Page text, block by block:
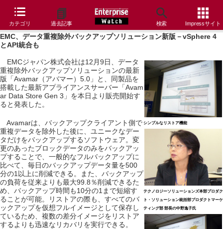
カテゴリ 過去記事 検索 Impressサイト
EMC、データ重複除外バックアップソリューション新版－vSphere 4
とAPI統合も
シンプルなリストア機能
テクノロジーソリューションズ本部プロダク
ト・ソリューション統括部プロダクトマーケ
ティング部 部長の中野逸子氏
EMCジャパン株式会社は12月9日、データ
重複除外バックアップソリューションの最新
版「Avamar（アバマー）5.0」と、同製品を
搭載した最新アプライアンスサーバー「Avam
ar Data Store Gen 3」を本日より販売開始す
ると発表した。
Avamarは、バックアップクライアント側で
重複データを除外した後に、ユニークなデー
タだけをバックアップするソフトウェア。変
更のあったブロックデータのみをバックアッ
プすることで、一般的なフルバックアップに
比べて、毎日のバックアップデータ量を500
分の1以上に削減できる。また、バックアップ
の負荷を従来よりも最大99.8％削減できるた
め、バックアップ時間も10分の1まで短縮す
ることが可能。リストアの際も、すべてのバ
ックアップを仮想フルイメージとして保存し
ているため、複数の差分イメージをリストア
するよりも迅速なリカバリを実行できる。